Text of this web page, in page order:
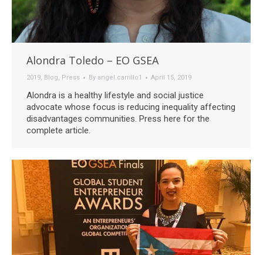
Alondra Toledo – EO GSEA
2019, Blog, Press By angel.carrillo1 April 15, 2019
Alondra is a healthy lifestyle and social justice
advocate whose focus is reducing inequality affecting
disadvantages communities. Press here for the
complete article.